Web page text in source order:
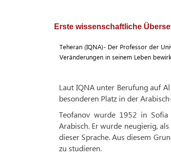
Erste wissenschaftliche
Teheran (IQNA)- Der Professor der
Veränderungen in seinem Leben
Laut IQNA unter Berufung auf
besonderen Platz in der
Teofanov wurde 1952 in
Arabisch. Er wurde neugierig,
dieser Sprache. Aus diesem
zu studieren.